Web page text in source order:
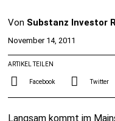
Von Substanz Investor
November 14, 2011
ARTIKEL TEILEN
Facebook Twitter
Langsam kommt im